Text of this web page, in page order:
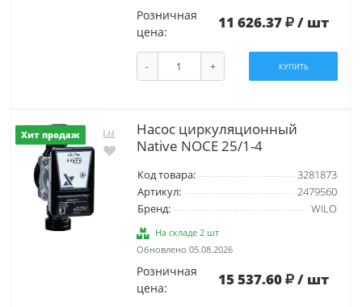
Розничная
цена:
11 626.37 / шт
- + КУПИТЬ
Хит продаж
Насос циркуляционный
Native NOCE 25/1-4
Код товара:
3281873
Артикул:
2479560
Бренд:
WILO
На складе 2 шт
Обновлено 05.08.2026
Розничная
цена:
15 537.60 / шт